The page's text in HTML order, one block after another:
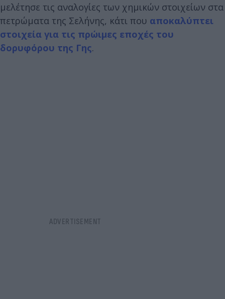
μελέτησε τις αναλογίες των χημικών στοιχείων στα
πετρώματα της Σελήνης, κάτι που αποκαλύπτει
στοιχεία για τις πρώιμες εποχές του
δορυφόρου της Γης.